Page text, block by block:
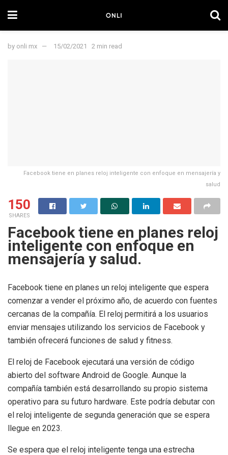
by onli mx 15/02/2021 2 min read
Facebook tiene en planes reloj inteligente con enfoque en mensajería y
salud
150
SHARES
Facebook tiene en planes reloj
inteligente con enfoque en
mensajería y salud.
Facebook tiene en planes un reloj inteligente que espera
comenzar a vender el próximo año, de acuerdo con fuentes
cercanas de la compañía. El reloj permitirá a los usuarios
enviar mensajes utilizando los servicios de Facebook y
también ofrecerá funciones de salud y fitness.
El reloj de Facebook ejecutará una versión de código
abierto del software Android de Google. Aunque la
compañía también está desarrollando su propio sistema
operativo para su futuro hardware. Este podría debutar con
el reloj inteligente de segunda generación que se espera
llegue en 2023.
Se espera que el reloj inteligente tenga una estrecha